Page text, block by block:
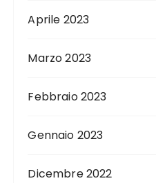
Aprile 2023
Marzo 2023
Febbraio 2023
Gennaio 2023
Dicembre 2022